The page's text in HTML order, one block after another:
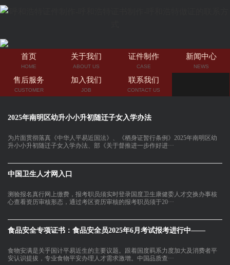
首页
HOME
关于我们
ABOUT US
证件制作
CASE
新闻中心
NEWS
售后服务
CUSTOMER
加入我们
JOB
联系我们
CONTACT US
2025年南明区幼升小小升初随迁子女入学办法
为片面贯彻落真《中华人平易近国法》、《栖身证暂行条例》2025年南明区幼
升小小升初随迁子女入学办法、部《关于督推进一步作好进···
中国卫生人才网入口
测验报名真行网上缴费，报考职员须实时登录国度卫生康健委人才交换办事核
心查看资历审核形态，通过考区资历审核的报考职员须于20···
食品安全专项证书：食品安全员2025年6月考试报考进行中——
食物安满是关乎国计平易近生的主要议题。跟着国度羁系力度加大及消费者平
安认识提拔，专业食物平安办理人才需求激增。中国品质查···